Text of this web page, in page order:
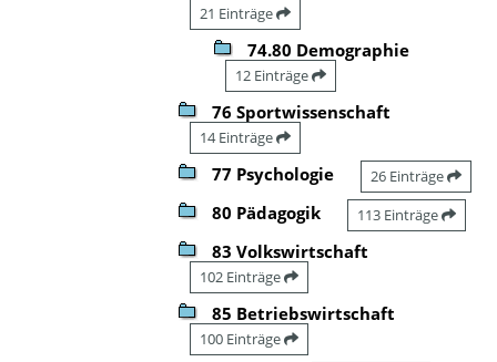
21 Einträge
74.80 Demographie
12 Einträge
76 Sportwissenschaft
14 Einträge
77 Psychologie 26 Einträge
80 Pädagogik 113 Einträge
83 Volkswirtschaft
102 Einträge
85 Betriebswirtschaft
100 Einträge